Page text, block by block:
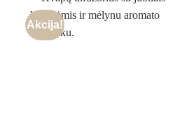
Akcija!